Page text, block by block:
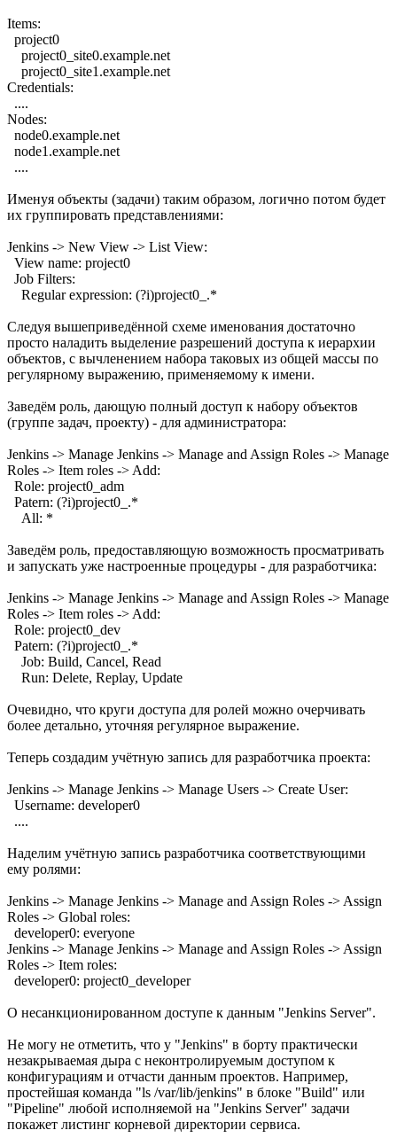
Items:
project0
project0_site0.example.net
project0_site1.example.net
Credentials:
....
Nodes:
node0.example.net
node1.example.net
....
Именуя объекты (задачи) таким образом, логично потом будет
их группировать представлениями:
Jenkins -> New View -> List View:
View name: project0
Job Filters:
Regular expression: (?i)project0_.*
Следуя вышеприведённой схеме именования достаточно
просто наладить выделение разрешений доступа к иерархии
объектов, с вычленением набора таковых из общей массы по
регулярному выражению, применяемому к имени.
Заведём роль, дающую полный доступ к набору объектов
(группе задач, проекту) - для администратора:
Jenkins -> Manage Jenkins -> Manage and Assign Roles -> Manage
Roles -> Item roles -> Add:
Role: project0_adm
Patern: (?i)project0_.*
All: *
Заведём роль, предоставляющую возможность просматривать
и запускать уже настроенные процедуры - для разработчика:
Jenkins -> Manage Jenkins -> Manage and Assign Roles -> Manage
Roles -> Item roles -> Add:
Role: project0_dev
Patern: (?i)project0_.*
Job: Build, Cancel, Read
Run: Delete, Replay, Update
Очевидно, что круги доступа для ролей можно очерчивать
более детально, уточняя регулярное выражение.
Теперь создадим учётную запись для разработчика проекта:
Jenkins -> Manage Jenkins -> Manage Users -> Create User:
Username: developer0
....
Наделим учётную запись разработчика соответствующими
ему ролями:
Jenkins -> Manage Jenkins -> Manage and Assign Roles -> Assign
Roles -> Global roles:
developer0: everyone
Jenkins -> Manage Jenkins -> Manage and Assign Roles -> Assign
Roles -> Item roles:
developer0: project0_developer
О несанкционированном доступе к данным "Jenkins Server".
Не могу не отметить, что у "Jenkins" в борту практически
незакрываемая дыра с неконтролируемым доступом к
конфигурациям и отчасти данным проектов. Например,
простейшая команда "ls /var/lib/jenkins" в блоке "Build" или
"Pipeline" любой исполняемой на "Jenkins Server" задачи
покажет листинг корневой директории сервиса.